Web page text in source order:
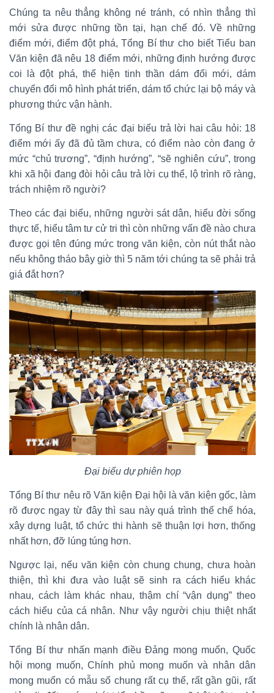
Chúng ta nêu thẳng không né tránh, có nhìn thẳng thì
mới sửa được những tồn tại, hạn chế đó. Về những
điểm mới, điểm đột phá, Tổng Bí thư cho biết Tiểu ban
Văn kiện đã nêu 18 điểm mới, những định hướng được
coi là đột phá, thể hiện tinh thần dám đổi mới, dám
chuyển đổi mô hình phát triển, dám tổ chức lại bộ máy và
phương thức vận hành.
Tổng Bí thư đề nghị các đại biểu trả lời hai câu hỏi: 18
điểm mới ấy đã đủ tầm chưa, có điểm nào còn đang ở
mức “chủ trương”, “định hướng”, “sẽ nghiên cứu”, trong
khi xã hội đang đòi hỏi câu trả lời cụ thể, lộ trình rõ ràng,
trách nhiệm rõ người?
Theo các đại biểu, những người sát dân, hiểu đời sống
thực tế, hiểu tâm tư cử tri thì còn những vấn đề nào chưa
được gọi tên đúng mức trong văn kiện, còn nút thắt nào
nếu không tháo bây giờ thì 5 năm tới chúng ta sẽ phải trả
giá đắt hơn?
Đại biểu dự phiên họp
Tổng Bí thư nêu rõ Văn kiện Đại hội là văn kiện gốc, làm
rõ được ngay từ đây thì sau này quá trình thể chế hóa,
xây dựng luật, tổ chức thi hành sẽ thuận lợi hơn, thống
nhất hơn, đỡ lúng túng hơn.
Ngược lại, nếu văn kiện còn chung chung, chưa hoàn
thiện, thì khi đưa vào luật sẽ sinh ra cách hiểu khác
nhau, cách làm khác nhau, thậm chí “vận dụng” theo
cách hiểu của cá nhân. Như vậy người chịu thiệt nhất
chính là nhân dân.
Tổng Bí thư nhấn mạnh điều Đảng mong muốn, Quốc
hội mong muốn, Chính phủ mong muốn và nhân dân
mong muốn có mẫu số chung rất cụ thể, rất gần gũi, rất